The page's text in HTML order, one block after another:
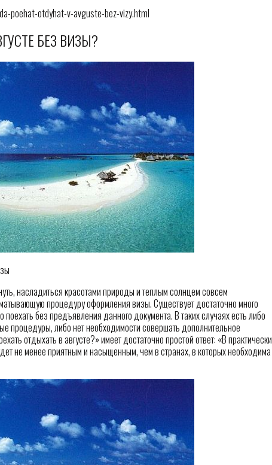
poehat-otdyhat-v-avguste-bez-vizy.html
БЕЗ ВИЗЫ?
насладиться красотами природы и теплым солнцем совсем
процедуру оформления визы. Существует достаточно много
без предъявления данного документа. В таких случаях есть либо
процедуры, либо нет необходимости совершать дополнительное
отдыхать в августе?» имеет достаточно простой ответ: «В практически
не менее приятным и насыщенным, чем в странах, в которых необходима